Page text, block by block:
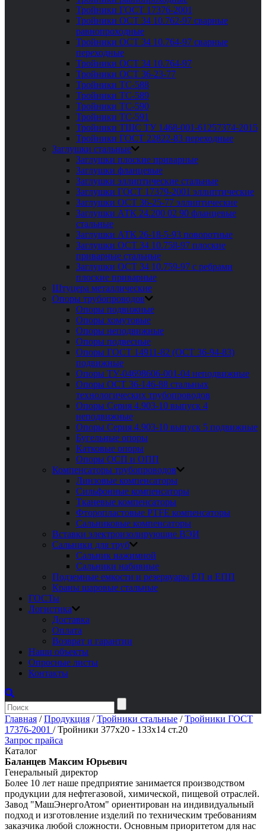
Тройники ГОСТ 17376-2001
Тройники ОСТ 34 10.762-97 сварные
равнопроходные
Тройники ОСТ 34 10.764-97 сварные
переходные
Тройники ОСТ 34 10.764-97
Тройники ОСТ 36-23-77
Тройники ТС-588
Тройники ТС-589
Тройники ТС-590
Тройники ТС-591
Тройники ТШС ТУ 1468-001-61257374-2015
Тройники ГОСТ 22822-83 переходные
Заглушки стальные
Заглушки плоские приварные
Заглушки фланцевые
Заглушки эллиптические стальные
Заглушки ГОСТ 17379-2001 эллиптические
Заглушки ОСТ 36-25-77 эллиптические
Заглушки АТК 24.200 02 90 фланцевые
стальные
Заглушки АТК 26-18-5-93 поворотные
Заглушки ОСТ 34 10.758-97 плоские
приварные стальные
Заглушки ОСТ 34 10.759-97 с ребрами
плоские приварные
Штуцера металлические
Опоры трубопроводов
Опоры подвижные
Опоры хомутовые
Опоры неподвижные
Опоры подвесные
Опоры ГОСТ 14911-82 (ОСТ 36-94-83)
подвижные
Опоры ТУ-04698606-001-04 неподвижные
Опоры ОСТ 36-146-88 стальных
технологических трубопроводов
Опоры Серия 4.903-10 выпуск 4
неподвижные
Опоры Серия 4.903-10 выпуск 5 подвижные
Бугельные опоры
Катковые опоры
Опоры ОСП и ОПП
Компенсаторы трубопроводов
Линзовые компенсаторы
Сильфонные компенсаторы
Тканевые компенсаторы
Фторопластовые PTFE компенсаторы
Сальниковые компенсаторы
Вставки электроизолирующие ВЭИ
Сальники для труб
Сальник нажимной
Сальники набивные
Подземные емкости и резервуары ЕП и ЕПП
Краны шаровые стальные
ГОСТы
Логистика
Доставка
Оплата
Возврат и гарантии
Наши объекты
Опросные листы
Контакты
Главная /Продукция /Тройники стальные /Тройники ГОСТ
17376-2001 /Тройники 377х20 - 133х14 ст.20
Запрос прайса
Каталог
Баланцев Максим Юрьевич
Генеральный директор
Более 10 лет наше предприятие занимается производством
продукции для нефтегазовой, химической, пищевой отраслей.
Завод "МашЭнергоАтом" ориентирован на индивидуальный
подход и изготовление изделий по техническим требованиям
заказчика любой сложности. Основным приоритетом для нас